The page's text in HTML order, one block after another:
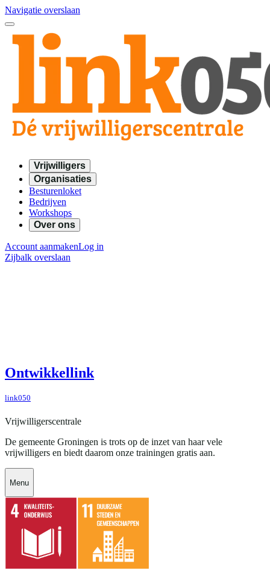
Navigatie overslaan
Vrijwilligers
Organisaties
Besturenloket
Bedrijven
Workshops
Over ons
Account aanmakenLog in
Zijbalk overslaan
Ontwikkellink
link050
Vrijwilligerscentrale
De gemeente Groningen is trots op de inzet van haar vele
vrijwilligers en biedt daarom onze trainingen gratis aan.
Menu